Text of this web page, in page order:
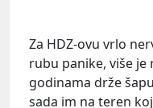
Za HDZ-ovu vrlo
rubu panike, više je
godinama drže
sada im na teren